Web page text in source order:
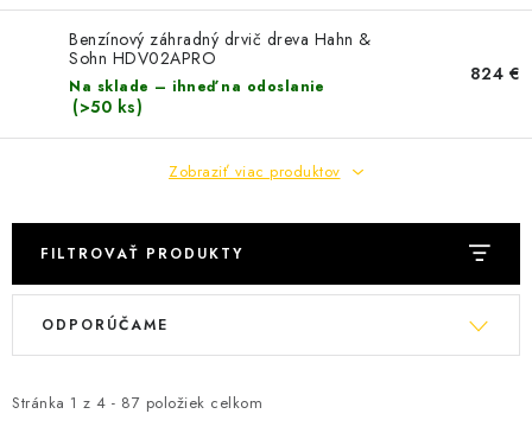
Benzínový záhradný drvič dreva Hahn &
Sohn HDV02APRO
Na sklade – ihneď na odoslanie
(>50 ks)
824 €
Zobraziť viac produktov
FILTROVAŤ PRODUKTY
V
i
Stránka 1 z 4 - 87 položiek celkom
R
e
ODPORÚČAME